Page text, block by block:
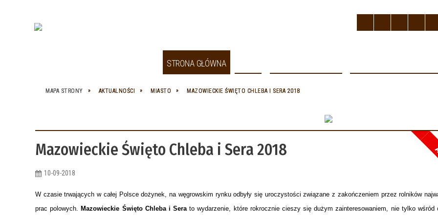
STRONA GŁÓWNA
NASZE MIASTO
MULTIMEDIA
DO POBRANIA
kliknij, aby przejść do dalszej
SPRAWY SPOŁECZNE
ORGANIZACJE POZARZĄDOWE
KULTURA
SPORT
PROJEKTY
kliknij, aby przejść do dalszej
GOSPODARKA
DOKUMENTY STRATEGICZNE
ZAGOSPODAROWANIE
kliknij, aby przejść do dalszej
INFORMACJA TURYSTYCZNA
TYLKO W WĘGROWIE
KOLOROWANKA DLA DZIECI
DOLINA LIWCA - PORTAL
kliknij, aby przejść do dalszej
PARAFIE
PIZZERIE, BARY
ZDROWIE
PRZYDATNE INFO
kliknij, aby przejść do dalszej
MAPA STRONY AKTUALNOŚCI MIASTO MAZOWIECKIE ŚWIĘTO CHLEBA I SERA 2018
Mazowieckie Święto Chleba i Sera 2018
10-09-2018
W czasie trwających w całej Polsce dożynek, na węgrowskim rynku odbyły się uroczystości związane z zakończeniem przez rolników
prac polowych. Mazowieckie Święto Chleba i Serato wydarzenie, które rokrocznie cieszy się dużym zainteresowaniem, nie tylko wśród